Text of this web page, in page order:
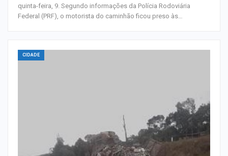
quinta-feira, 9. Segundo informações da Polícia Rodoviária
Federal (PRF), o motorista do caminhão ficou preso às…
CIDADE